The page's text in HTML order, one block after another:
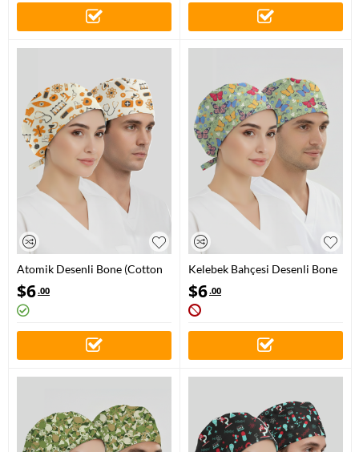
Atomik Desenli Bone (Cotton
Likra Kumaş)
$6.00
Kelebek Bahçesi Desenli Bone
(Cotton Likra Kumaş)
$6.00